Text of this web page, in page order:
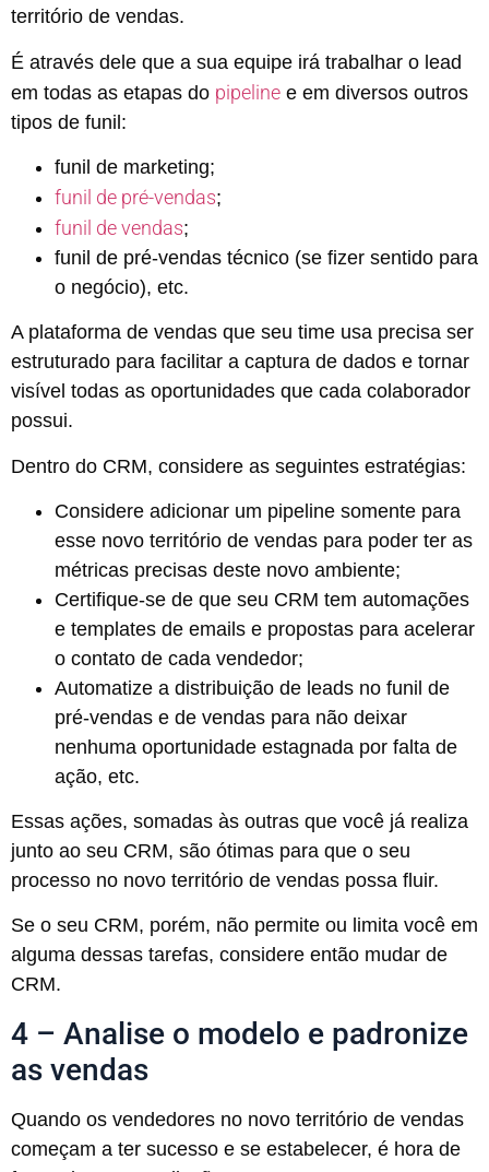
território de vendas.
É através dele que a sua equipe irá trabalhar o lead
em todas as etapas do pipeline e em diversos outros
tipos de funil:
funil de marketing;
funil de pré-vendas;
funil de vendas;
funil de pré-vendas técnico (se fizer sentido para
o negócio), etc.
A plataforma de vendas que seu time usa precisa ser
estruturado para facilitar a captura de dados e tornar
visível todas as oportunidades que cada colaborador
possui.
Dentro do CRM, considere as seguintes estratégias:
Considere adicionar um pipeline somente para
esse novo território de vendas para poder ter as
métricas precisas deste novo ambiente;
Certifique-se de que seu CRM tem automações
e templates de emails e propostas para acelerar
o contato de cada vendedor;
Automatize a distribuição de leads no funil de
pré-vendas e de vendas para não deixar
nenhuma oportunidade estagnada por falta de
ação, etc.
Essas ações, somadas às outras que você já realiza
junto ao seu CRM, são ótimas para que o seu
processo no novo território de vendas possa fluir.
Se o seu CRM, porém, não permite ou limita você em
alguma dessas tarefas, considere então mudar de
CRM.
4 – Analise o modelo e padronize
as vendas
Quando os vendedores no novo território de vendas
começam a ter sucesso e se estabelecer, é hora de